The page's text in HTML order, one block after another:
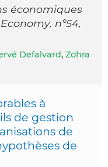
économiques
n°54,
Defalvard, Zohra
à
de gestion
de
de